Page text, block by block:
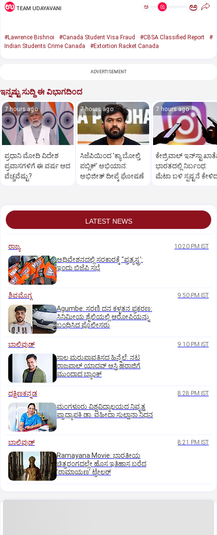
TEAM UDAYAVANI ಅ ಅ
#Lawrence Bishnoi #Canada Student Visa Fraud #CBSA Classified Report
#
Indian Students Crime Canada
#Extortion Racket Canada
ADVERTISEMENT
ಇನ್ನಷ್ಟು ಸುದ್ದಿ ಈ ವಿಭಾಗದಿಂದ
7 hours ago
ಪ್ರಧಾನಿ ಮೋದಿ ವಿದೇಶ
ಪ್ರವಾಸಗಳಿಗೆ ಈ ವರ್ಷ ಆದ
ವೆಚ್ಚವೆಷ್ಟು?
7 hours ago
ಸಿಜೆಪಿಯಿಂದ 'ಕ್ಯಾ ಬೋಲ್ತಿ
ಪಬ್ಲಿಕ್' ಅಭಿಯಾನ:
ಅಭಿಜೀತ್ ದೀಪ್ಕೆ ಘೋಷಣೆ
7 hours ago
ಕೇಜ್ರಿವಾಲ್‌ ಇನ್‌ಸ್ಟಾ
ಭಾರತದಲ್ಲಿ ನಿರ್ಬಂಧ:
ಮೆಟಾ ಬಳಿ ಸ್ಪಷ್ಟನೆ
LATEST NEWS
ರಾಜ್ಯ 10:20 PM IST
ಅಧಿವೇಶನದಲ್ಲಿ ಸರಕಾರಕ್ಕೆ "ಪ್ರತ್ಯಸ್ತ್ರ':
ಇಂದು ಬಿಜೆಪಿ ಸಭೆ
ಶಿವಮೊಗ್ಗ 9:50 PM IST
Agumbe: ಸರಣಿ ದನ ಕಳ್ಳತನ ಪ್ರಕರಣ:
ಸಿನಿಮೀಯ ಶೈಲಿಯಲ್ಲಿ ಆರೋಪಿಯನ್ನು
ಬಂಧಿಸಿದ ಪೊಲೀಸರು
ಬಾಲಿವುಡ್‌ 9:10 PM IST
ಸಾಲ ಮರುಪಾವತಿಸದ ಹಿನ್ನೆಲೆ: ನಟ
ರಾಜಪಾಲ್ ಯಾದವ್‌ ಆಸ್ತಿ ಹರಾಜಿಗೆ
ಮುಂದಾದ ಬ್ಯಾಂಕ್
ದಕ್ಷಿಣಕನ್ನಡ 8:28 PM IST
ಮಂಗಳೂರು ವಿಶ್ವವಿದ್ಯಾಲಯದ ನಿವೃತ್ತ
ಪ್ರಾಧ್ಯಾಪಕಿ ಡಾ. ವಹೀದಾ ಸುಲ್ತಾನಾ ನಿಧನ
ಬಾಲಿವುಡ್‌ 8:21 PM IST
Ramayana Movie: ಭಾರತೀಯ
ಚಿತ್ರರಂಗದಲ್ಲೇ ಹೊಸ ಇತಿಹಾಸ ಬರೆದ
ʼರಾಮಾಯಣʼ ಟ್ರೇಲರ್